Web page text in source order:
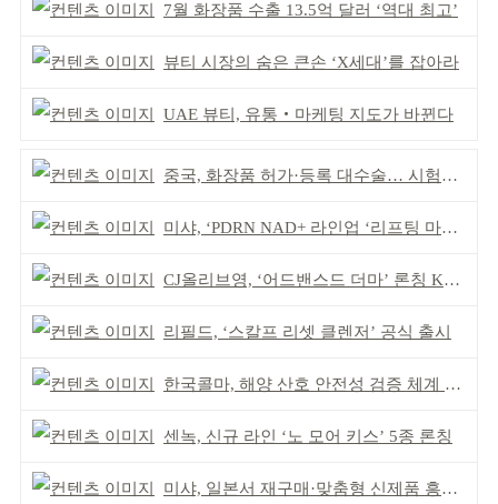
7월 화장품 수출 13.5억 달러 ‘역대 최고’
뷰티 시장의 숨은 큰손 ‘X세대’를 잡아라
UAE 뷰티, 유통‧마케팅 지도가 바뀐다
중국, 화장품 허가·등록 대수술… 시험자료 공용 허용
미샤, ‘PDRN NAD+ 라인업 ‘리프팅 마스크’ 출시
CJ올리브영, ‘어드밴스드 더마’ 론칭 K더마 육성 박차
리필드, ‘스칼프 리셋 클렌저’ 공식 출시
한국콜마, 해양 산호 안전성 검증 체계 구축
센녹, 신규 라인 ‘노 모어 키스’ 5종 론칭
미샤, 일본서 재구매·맞춤형 신제품 흥행 ‘쌍끌이’